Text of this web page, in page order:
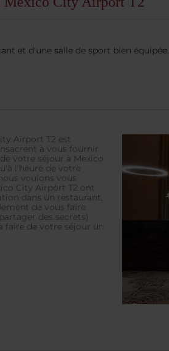
et d'une salle de sport bien équipée.
Airport T2 est
à vous fournir
votre séjour à Mexico
l'heure de votre
voulons vous
City Airport T2 ont
dans un restaurant,
de vous faire
des secrets)
faire de votre séjour un